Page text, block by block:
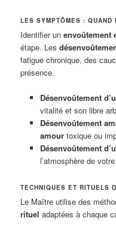
LES SYMPTÔMES : QUAND
Identifier unenvoûtement
étape. Les
fatigue chronique, des
présence.
Désenvoûtement
vitalité et son libre
Désenvoûtement
amourtoxique ou
Désenvoûtement
l’atmosphère de
TECHNIQUES ET RITUELS
Le Maître utilise des
rituel adaptées à chaque